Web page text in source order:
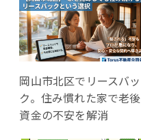
岡山市北区でリースバッ
ク。住み慣れた家で老後
資金の不安を解消